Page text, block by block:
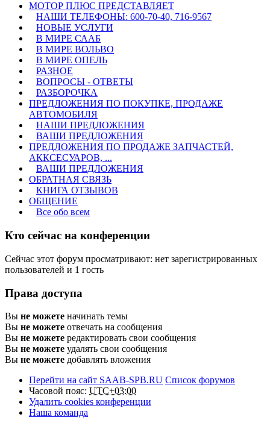
МОТОР ПЛЮС ПРЕДСТАВЛЯЕТ
НАШИ ТЕЛЕФОНЫ: 600-70-40, 716-9567
НОВЫЕ УСЛУГИ
В МИРЕ СААБ
В МИРЕ ВОЛЬВО
В МИРЕ ОПЕЛЬ
РАЗНОЕ
ВОПРОСЫ - ОТВЕТЫ
РАЗБОРОЧКА
ПРЕДЛОЖЕНИЯ ПО ПОКУПКЕ, ПРОДАЖЕ
АВТОМОБИЛЯ
НАШИ ПРЕДЛОЖЕНИЯ
ВАШИ ПРЕДЛОЖЕНИЯ
ПРЕДЛОЖЕНИЯ ПО ПРОДАЖЕ ЗАПЧАСТЕЙ,
АККСЕСУАРОВ, ...
ВАШИ ПРЕДЛОЖЕНИЯ
ОБРАТНАЯ СВЯЗЬ
КНИГА ОТЗЫВОВ
ОБЩЕНИЕ
Все обо всем
Кто сейчас на конференции
Сейчас этот форум просматривают: нет зарегистрированных
пользователей и 1 гость
Права доступа
Вы не можете начинать темы
Вы не можете отвечать на сообщения
Вы не можете редактировать свои сообщения
Вы не можете удалять свои сообщения
Вы не можете добавлять вложения
Перейти на сайт SAAB-SPB.RU Список форумов
Часовой пояс: UTC+03:00
Удалить cookies конференции
Наша команда